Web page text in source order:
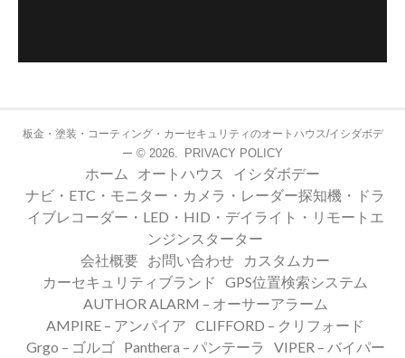
板金・塗装・コーティング・カーセキュリティのオートハウス/イシダボデ
ー © 2026. PRIVACY POLICY
ホーム オートハウス
イシダボデー
ナビ・ETC・モニター・カメラ・レーダー探知機・ドラ
イブレコーダー・LED・HID・デイライト・リモートエ
ンジンスターター
会社概要 お問い合わせ
カスタムカー
カーセキュリティブランド
GPS位置検索システム
AUTHOR ALARM – オーサーアラーム
AMPIRE – アンパイア CLIFFORD – クリフォード
Grgo – ゴルゴ
Panthera – パンテーラ VIPER – バイパー